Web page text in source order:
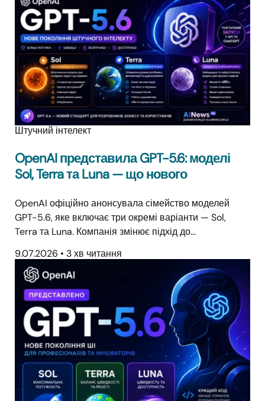
Штучний інтелект
OpenAI представила GPT-5.6: моделі
Sol, Terra та Luna — що нового
OpenAI офіційно анонсувала сімейство моделей
GPT-5.6, яке включає три окремі варіанти — Sol,
Terra та Luna. Компанія змінює підхід до…
9.07.2026 • 3 хв читання